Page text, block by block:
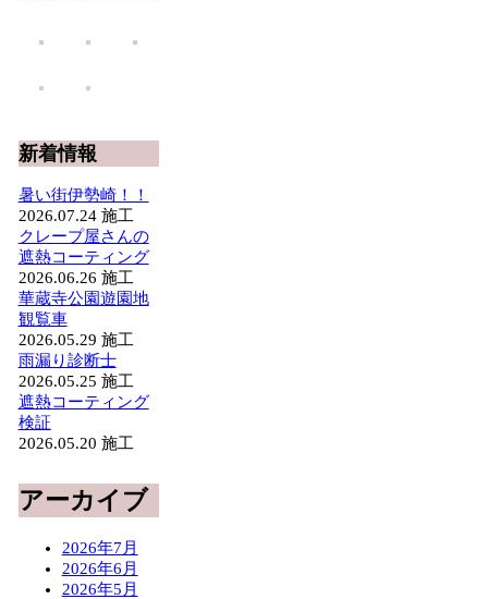
新着情報
暑い街伊勢崎！！
2026.07.24 施工
クレープ屋さんの
遮熱コーティング
2026.06.26 施工
華蔵寺公園遊園地
観覧車
2026.05.29 施工
雨漏り診断士
2026.05.25 施工
遮熱コーティング
検証
2026.05.20 施工
アーカイブ
2026年7月
2026年6月
2026年5月